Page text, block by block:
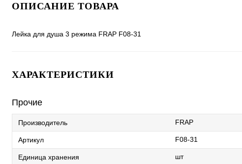
ОПИСАНИЕ ТОВАРА
Лейка для душа 3 режима FRAP F08-31
ХАРАКТЕРИСТИКИ
Прочие
Производитель FRAP
Артикул F08-31
Единица хранения шт